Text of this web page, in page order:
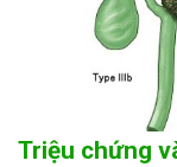
Triệu chứng